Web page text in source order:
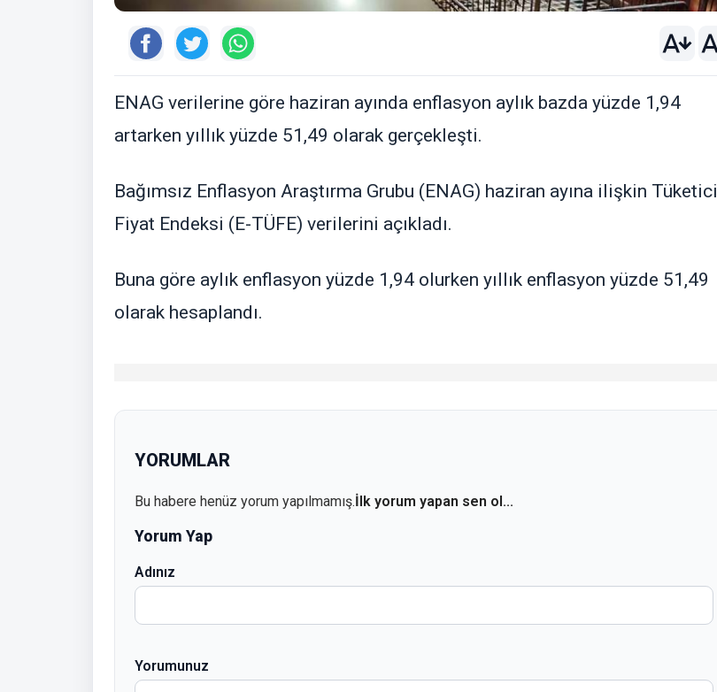
ENAG verilerine göre haziran ayında enflasyon aylık bazda yüzde 1,94
artarken yıllık yüzde 51,49 olarak gerçekleşti.
Bağımsız Enflasyon Araştırma Grubu (ENAG) haziran ayına ilişkin Tüketici
Fiyat Endeksi (E-TÜFE) verilerini açıkladı.
Buna göre aylık enflasyon yüzde 1,94 olurken yıllık enflasyon yüzde 51,49
olarak hesaplandı.
YORUMLAR
Bu habere henüz yorum yapılmamış.İlk yorum yapan sen ol...
Yorum Yap
Adınız
Yorumunuz